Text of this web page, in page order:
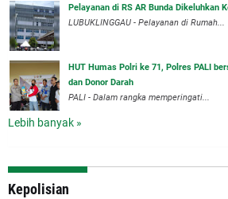
Pelayanan di RS AR Bunda Dikeluhkan
LUBUKLINGGAU - Pelayanan di Rumah...
HUT Humas Polri ke 71, Polres PALI
dan Donor Darah
PALI - Dalam rangka memperingati...
Lebih banyak »
Kepolisian